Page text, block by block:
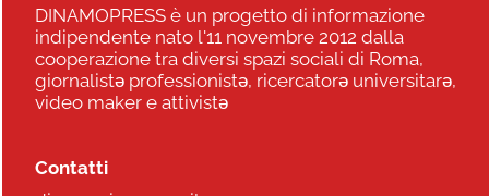
DINAMOPRESS è un progetto di informazione
indipendente nato l'11 novembre 2012 dalla
cooperazione tra diversi spazi sociali di Roma,
giornalistə professionistə, ricercatorə universitarə,
video maker e attivistə
Contatti